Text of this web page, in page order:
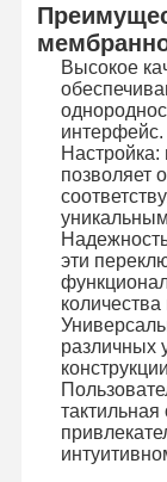
Высокое
интерфейс.
позволяет
эти
количества
различных
тактильная